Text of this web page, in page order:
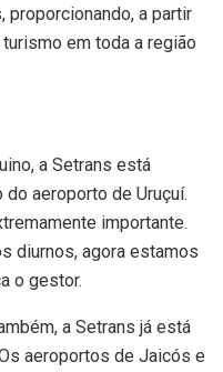
proporcionando, a partir
em toda a região
a Setrans está
aeroporto de Uruçuí.
importante.
diurnos, agora estamos
o gestor.
a Setrans já está
aeroportos de Jaicós e